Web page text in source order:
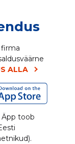
ALLA
toob